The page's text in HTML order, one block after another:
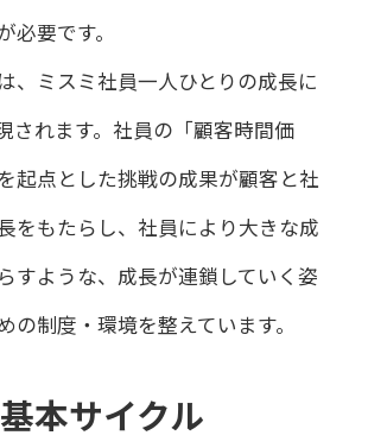
必要です。
、ミスミ社員一人ひとりの成長に
されます。社員の「顧客時間価
起点とした挑戦の成果が顧客と社
をもたらし、社員により大きな成
すような、成長が連鎖していく姿
の制度・環境を整えています。
本サイクル